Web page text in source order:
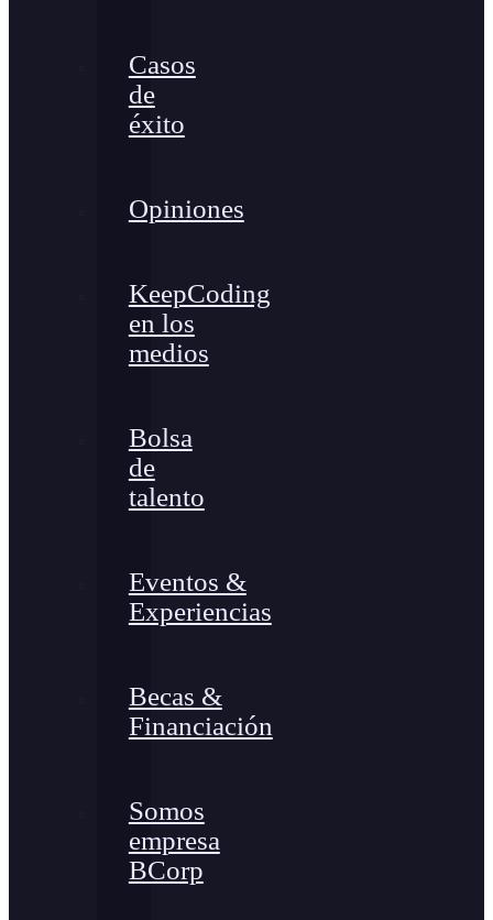
Casos
de
éxito
Opiniones
KeepCoding
en los
medios
Bolsa
de
talento
Eventos &
Experiencias
Becas &
Financiación
Somos
empresa
BCorp